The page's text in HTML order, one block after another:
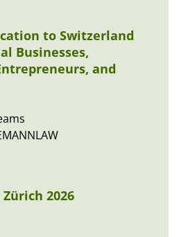
to Switzerland
Businesses,
and
2026